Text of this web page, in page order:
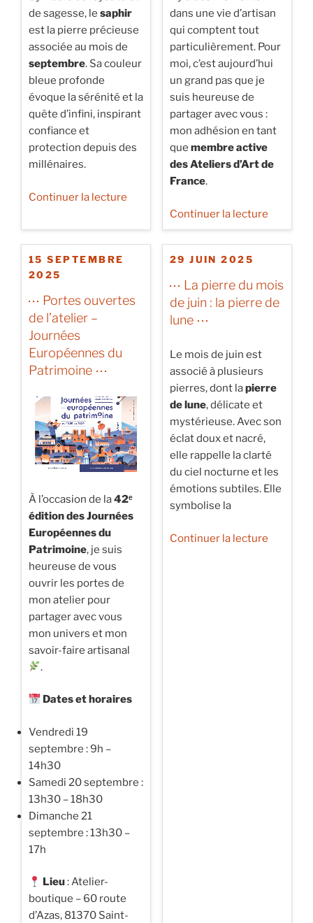
de sagesse, le saphir
est la pierre précieuse
associée au mois de
septembre. Sa couleur
bleue profonde
évoque la sérénité et la
quête d’infini, inspirant
confiance et
protection depuis des
millénaires.
Continuer la lecture
La
pierre
de
Septembre
dans une vie d’artisan
qui comptent tout
particulièrement. Pour
moi, c’est aujourd’hui
un grand pas que je
suis heureuse de
partager avec vous :
mon adhésion en tant
que membre active
des Ateliers d’Art de
France.
Continuer la lecturede
« ⋯
Une
étape
:
PUBLIÉ
LE
15 SEPTEMBRE
2025
⋯ Portes ouvertes
de l’atelier –
Journées
Européennes du
Patrimoine ⋯
À l’occasion de la42ᵉ
édition des Journées
Européennes du
Patrimoine, je suis
heureuse de vous
ouvrir les portes de
mon atelier pour
partager avec vous
mon univers et mon
savoir-faire artisanal
.
Dates et horaires
Vendredi 19
septembre : 9h –
14h30
Samedi 20 septembre :
13h30 – 18h30
Dimanche 21
septembre : 13h30 –
17h
Lieu: Atelier-
boutique – 60 route
d’Azas, 81370 Saint-
PUBLIÉ
29 JUIN 2025
⋯ La pierre du mois
de juin : la pierre de
lune ⋯
Le mois de juin est
associé à plusieurs
pierres, dont lapierre
de lune, délicate et
mystérieuse. Avec son
éclat doux et nacré,
elle rappelle la clarté
du ciel nocturne et les
émotions subtiles. Elle
symbolise la
Continuer la lecturede